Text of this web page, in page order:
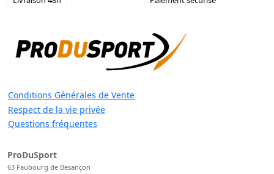
Conditions Générales de Vente
Respect de la vie privée
Questions fréquentes
ProDuSport
63 Faubourg de Besançon